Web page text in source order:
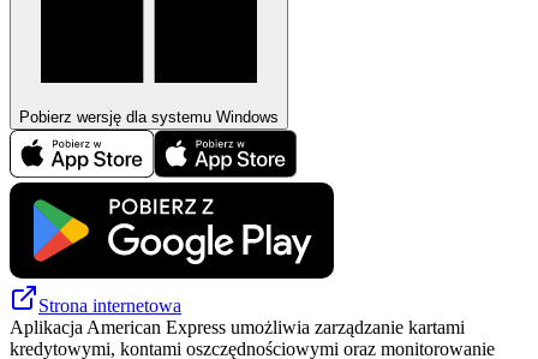
Pobierz wersję dla systemu Windows
Strona internetowa
Aplikacja American Express umożliwia zarządzanie kartami
kredytowymi, kontami oszczędnościowymi oraz monitorowanie